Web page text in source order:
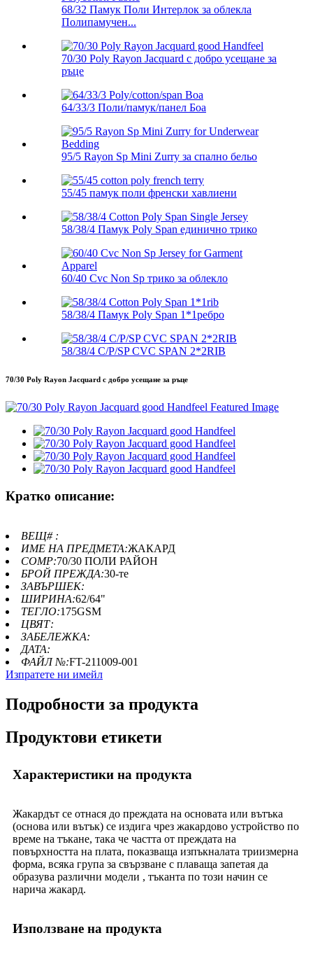
68/32 Памук Поли Интерлок за облекла
Полипамучен...
70/30 Poly Rayon Jacquard с добро усещане за
ръце
64/33/3 Поли/памук/панел Боа
95/5 Rayon Sp Mini Zurry за спално бельо
55/45 памук поли френски хавлиени
58/38/4 Памук Poly Span единично трико
60/40 Cvc Non Sp трико за облекло
58/38/4 Памук Poly Span 1*1ребро
58/38/4 C/P/SP CVC SPAN 2*2RIB
70/30 Poly Rayon Jacquard с добро усещане за ръце
Кратко описание:
ВЕЩ# :
ИМЕ НА ПРЕДМЕТА:ЖАКАРД
COMP:70/30 ПОЛИ РАЙОН
БРОЙ ПРЕЖДА:30-те
ЗАВЪРШЕК:
ШИРИНА:62/64"
ТЕГЛО:175GSM
ЦВЯТ:
ЗАБЕЛЕЖКА:
ДАТА:
ФАЙЛ №:FT-211009-001
Изпратете ни имейл
Подробности за продукта
Продуктови етикети
Характеристики на продукта
Жакардът се отнася до преждата на основата или вътъка
(основа или вътък) се издига чрез жакардово устройство по
време на тъкане, така че частта от преждата на
повърхността на плата, показваща изпъкналата триизмерна
форма, всяка група за свързване с плаваща запетая да
образува различни модели , тъканта по този начин се
нарича жакард.
Използване на продукта